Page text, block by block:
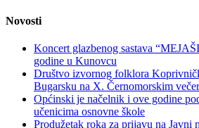
Novosti
Koncert glazbenog sastava
godine u Kunovcu
Društvo izvornog folklora
Bugarsku na X. Černomorskim
Općinski je načelnik i ove godine
učenicima osnovne škole
Produžetak roka za prijavu na Javni